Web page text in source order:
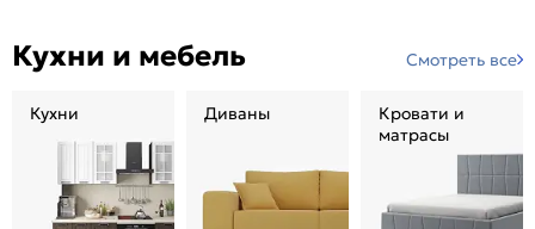
Кухни и мебель Смотреть все
Кухни Диваны
Кровати и
матрасы